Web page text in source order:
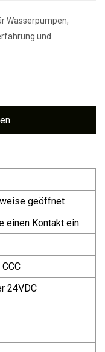
Wasserpumpen,
und
geöffnet
einen Kontakt ein
24VDC